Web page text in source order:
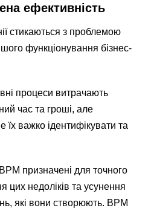
ефективність
стикаються з проблемою
функціонування бізнес-
процеси витрачають
час та гроші, але
їх важко ідентифікувати та
призначені для точного
цих недоліків та усунення
які вони створюють. BPM